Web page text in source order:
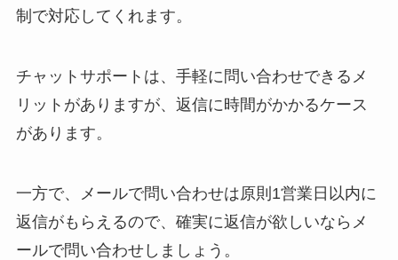
制で対応してくれます。
チャットサポートは、手軽に問い合わせできるメ
リットがありますが、返信に時間がかかるケース
があります。
一方で、メールで問い合わせは原則1営業日以内に
返信がもらえるので、確実に返信が欲しいならメ
ールで問い合わせしましょう。